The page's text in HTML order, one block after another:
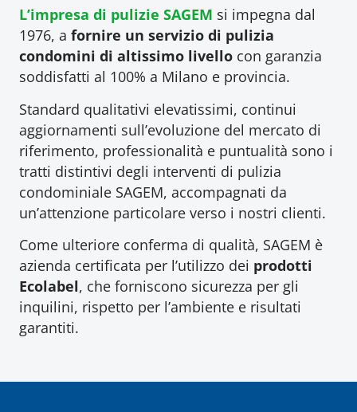
L’impresa di pulizie SAGEM si impegna dal
1976, afornire un servizio di pulizia
condomini di altissimo livello con garanzia
soddisfatti al 100% a Milano e provincia.
Standard qualitativi elevatissimi, continui
aggiornamenti sull’evoluzione del mercato di
riferimento, professionalità e puntualità sono i
tratti distintivi degli interventi di pulizia
condominiale SAGEM, accompagnati da
un’attenzione particolare verso i nostri clienti.
Come ulteriore conferma di qualità, SAGEM è
azienda certificata per l’utilizzo dei prodotti
Ecolabel, che forniscono sicurezza per gli
inquilini, rispetto per l’ambiente e risultati
garantiti.